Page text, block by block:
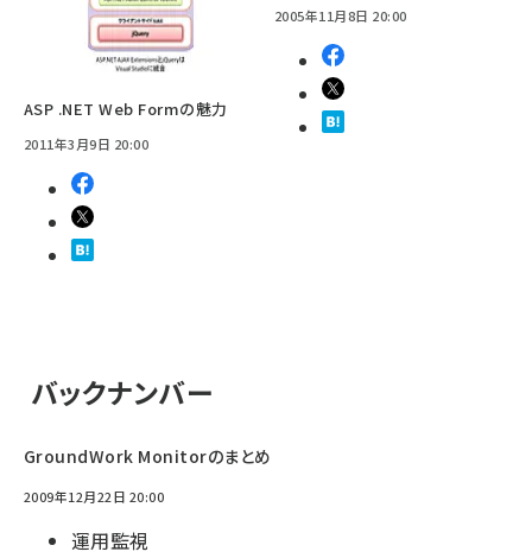
ASP .NET Web Formの魅力
2011年3月9日 20:00
2005年11月8日 20:00
バックナンバー
GroundWork Monitorのまとめ
2009年12月22日 20:00
運用監視